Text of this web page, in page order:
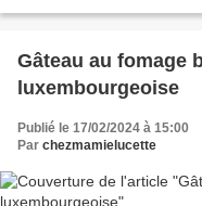
Gâteau au fomage blanc
luxembourgeoise
Publié le 17/02/2024 à 15:00
Par chezmamielucette